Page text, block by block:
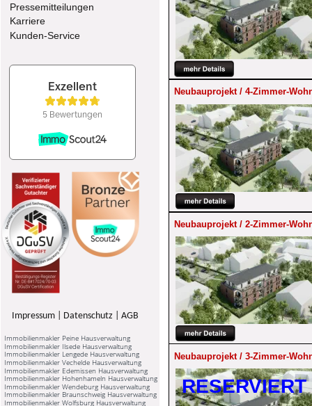
Pressemitteilungen
Karriere
Kunden-Service
Impressum Datenschutz AGB
Immobilienmakler Peine Hausverwaltung
Immobilienmakler Ilsede Hausverwaltung
Immobilienmakler Lengede Hausverwaltung
Immobilienmakler Vechelde Hausverwaltung
Immobilienmakler Edemissen Hausverwaltung
Immobilienmakler Hohenhameln Hausverwaltung
Immobilienmakler Wendeburg Hausverwaltung
Immobilienmakler Braunschweig Hausverwaltung
Immobilienmakler Wolfsburg Hausverwaltung
Neubauprojekt / 4-Zimmer-
Neubauprojekt / 2-Zimmer-
Neubauprojekt / 3-Zimmer-
RESERVIERT